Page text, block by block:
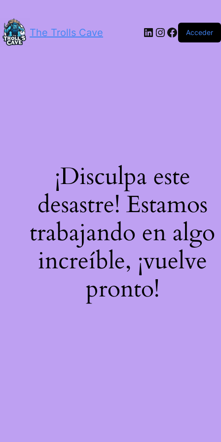
The Trolls Cave LinkedIn
Instagram
Facebook
Acceder
¡Disculpa este
desastre! Estamos
trabajando en algo
increíble, ¡vuelve
pronto!